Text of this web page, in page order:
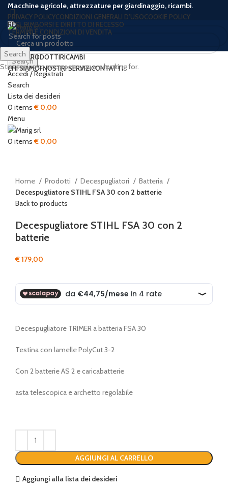
Macchine agricole, attrezzature per giardinaggio, ricambi.
PRIVACY POLICYCONDIZIONI GENERALI D’USOCOOKIE POLICY
RESI, RIMBORSI E DIRITTO DI RECESSO
TERMINI E CONDIZIONI DI VENDITA
Search
Accedi / Registrati
Search
Lista dei desideri
0 items € 0,00
Menu
0 items € 0,00
HOME PRODOTTIRICAMBI
CHI SIAMOI NOSTRI SERVIZICONTATTI
Click to enlarge
Home Prodotti Decespugliatori
Batteria
Decespugliatore STIHL FSA 30 con 2 batterie
Back to products
Decespugliatore STIHL FSA 30 con 2
batterie
€179,00
Decespugliatore TRIMER a batteria FSA 30
Testina con lamelle PolyCut 3-2
Con 2 batterie AS 2 e caricabatterie
asta telescopica e archetto regolabile
AGGIUNGI AL CARRELLO
Aggiungi alla lista dei desideri
Search
Start typing to see posts you are looking for.